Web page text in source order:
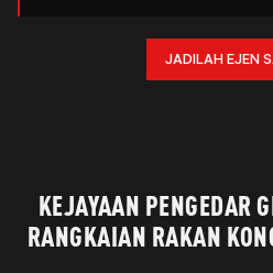
JADILAH EJEN
KEJAYAAN PENGEDAR
RANGKAIAN RAKAN